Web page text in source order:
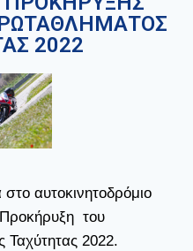
2022
αυτοκινητοδρόμιο
του
Ταχύτητας 2022.